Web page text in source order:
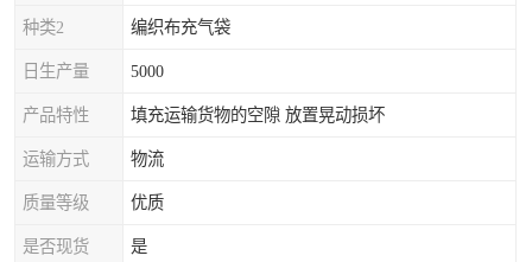
种类2 编织布充气袋
日生产量 5000
产品特性 填充运输货物的空隙 放置晃动损坏
运输方式 物流
质量等级 优质
是否现货 是